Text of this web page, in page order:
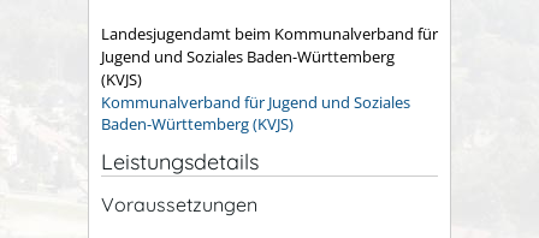
Landesjugendamt beim Kommunalverband für
Jugend und Soziales Baden-Württemberg
(KVJS)
Kommunalverband für Jugend und Soziales
Baden-Württemberg (KVJS)
Leistungsdetails
Voraussetzungen